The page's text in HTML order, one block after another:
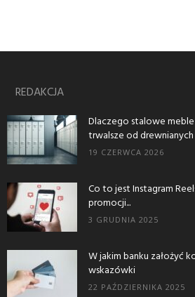
REDAKCJA
Dlaczego stalowe
trwalsze od
19 CZERWCA 2026
Co to jest Instagram
promocji...
3 GRUDNIA 2025
W jakim banku założyć
wskazówki
22 PAŹDZIERNIKA 2025